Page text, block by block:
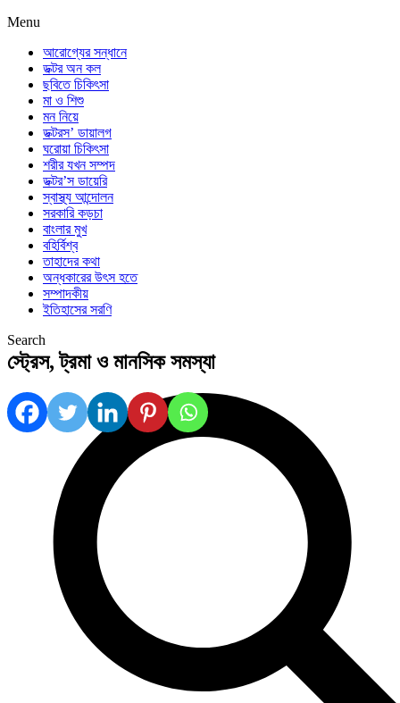
Menu
আরোগ্যের সন্ধানে
ডক্টর অন কল
ছবিতে চিকিৎসা
মা ও শিশু
মন নিয়ে
ডক্টরস’ ডায়ালগ
ঘরোয়া চিকিৎসা
শরীর যখন সম্পদ
ডক্টর’স ডায়েরি
স্বাস্থ্য আন্দোলন
সরকারি কড়চা
বাংলার মুখ
বহির্বিশ্ব
তাহাদের কথা
অন্ধকারের উৎস হতে
সম্পাদকীয়
ইতিহাসের সরণি
Search
স্ট্রেস, ট্রমা ও মানসিক সমস্যা